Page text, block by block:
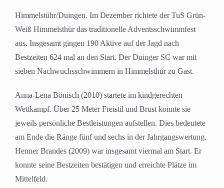
Himmelstühr/Duingen. Im Dezember richtete der TuS Grün-
Weiß Himmelsthür das traditionelle Adventsschwimmfest
aus. Insgesamt gingen 190 Aktive auf der Jagd nach
Bestzeiten 624 mal an den Start. Der Duinger SC war mit
sieben Nachwuchsschwimmern in Himmelsthür zu Gast.
Anna-Lena Bönisch (2010) startete im kindgerechten
Wettkampf. Über 25 Meter Freistil und Brust konnte sie
jeweils persönliche Bestleistungen aufstellen. Dies bedeutete
am Ende die Ränge fünf und sechs in der Jahrgangswertung.
Henner Brandes (2009) war insgesamt viermal am Start. Er
konnte seine Bestzeiten bestätigen und erreichte Plätze im
Mittelfeld.